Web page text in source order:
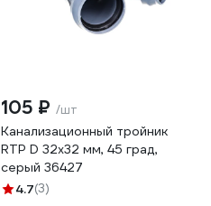
105 ₽ /шт
Канализационный тройник
RTP D 32х32 мм, 45 град,
серый 36427
4.7(3)